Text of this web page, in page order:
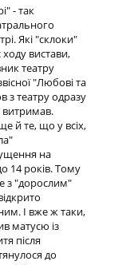
- так
Які "склоки"
вистави,
театру
"Любові та
з театру одразу
витримав.
й те, що у всіх,
на
14 років. Тому
з "дорослим"
І вже ж таки,
матусю із
після
до